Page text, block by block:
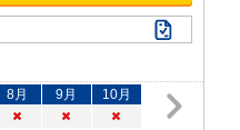
8月 9月 10月
×
× ×